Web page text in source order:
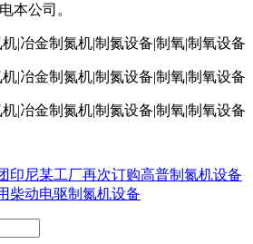
本公司。
印尼某工厂再次订购高普制氮机设备
柴动电驱制氮机设备